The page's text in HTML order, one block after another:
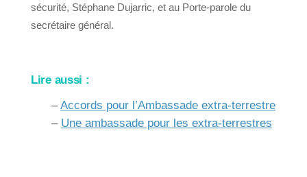
sécurité, Stéphane Dujarric, et au Porte-parole du
secrétaire général.
Lire aussi :
–Accords pour l’Ambassade extra-terrestre
– Une ambassade pour les extra-terrestres